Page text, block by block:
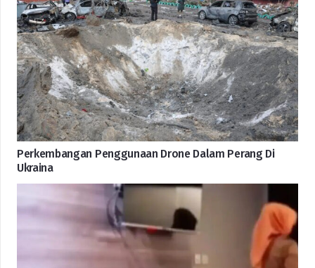
Perkembangan Penggunaan Drone Dalam Perang Di
Ukraina